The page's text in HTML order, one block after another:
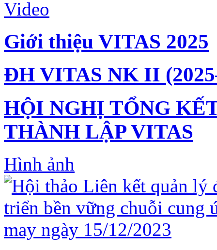
Video
Giới thiệu VITAS 2025
ĐH VITAS NK II
HỘI NGHỊ TỔNG
THÀNH LẬP VITAS
Hình ảnh